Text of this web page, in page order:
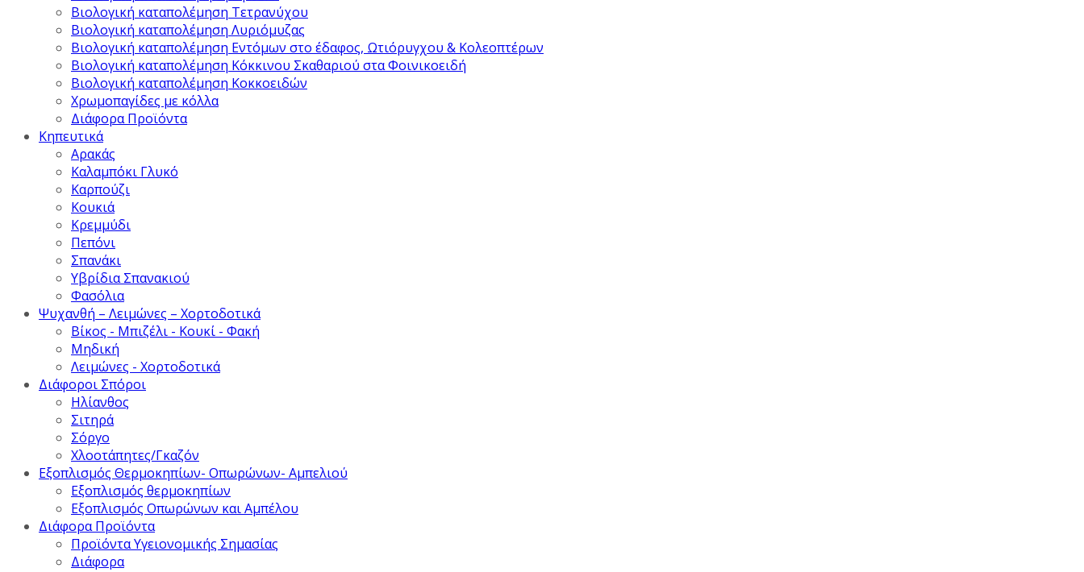
Βιολογική καταπολέμηση Τετρανύχου
Βιολογική καταπολέμηση Λυριόμυζας
Βιολογική καταπολέμηση Εντόμων στο έδαφος, Ωτιόρυγχου & Κολεοπτέρων
Βιολογική καταπολέμηση Κόκκινου Σκαθαριού στα Φοινικοειδή
Βιολογική καταπολέμηση Κοκκοειδών
Χρωμοπαγίδες με κόλλα
Διάφορα Προϊόντα
Κηπευτικά
Αρακάς
Καλαμπόκι Γλυκό
Καρπούζι
Κουκιά
Κρεμμύδι
Πεπόνι
Σπανάκι
Υβρίδια Σπανακιού
Φασόλια
Ψυχανθή – Λειμώνες – Χορτοδοτικά
Βίκος - Μπιζέλι - Κουκί - Φακή
Μηδική
Λειμώνες - Χορτοδοτικά
Διάφοροι Σπόροι
Ηλίανθος
Σιτηρά
Σόργο
Χλοοτάπητες/Γκαζόν
Εξοπλισμός Θερμοκηπίων- Οπωρώνων- Αμπελιού
Εξοπλισμός θερμοκηπίων
Εξοπλισμός Οπωρώνων και Αμπέλου
Διάφορα Προϊόντα
Προϊόντα Υγειονομικής Σημασίας
Διάφορα